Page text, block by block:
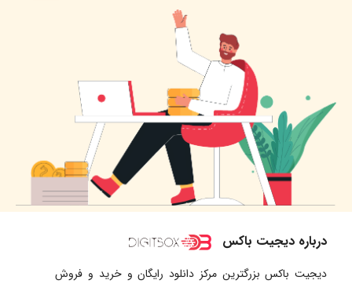
درباره دیجیت باکس
دیجیت باکس بزرگترین مرکز دانلود رایگان و خرید و فروش